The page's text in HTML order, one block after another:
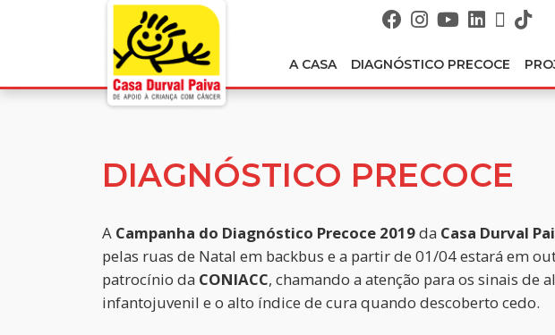
A CASA DIAGNÓSTICO PRECOCE
DIAGNÓSTICO PRECOCE
A Campanha do Diagnóstico Precoce 2019da Casa Durval
pelas ruas de Natal em backbus e a partir de 01/04 estará em
patrocínio da CONIACC, chamando a atenção para os sinais de
infantojuvenil e o alto índice de cura quando descoberto cedo.